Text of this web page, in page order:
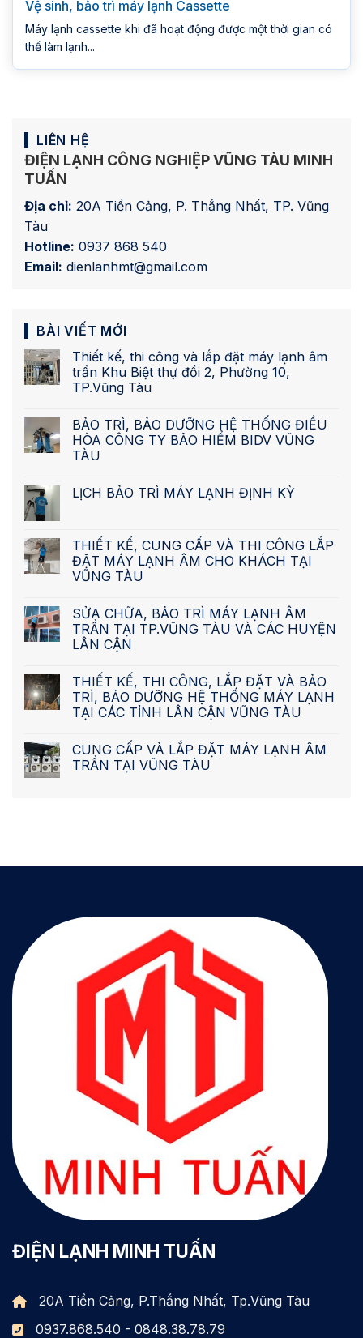
LIÊN HỆ
ĐIỆN LẠNH CÔNG NGHIỆP VŨNG TÀU MINH
TUẤN
Địa chỉ: 20A Tiền Cảng, P. Thắng Nhất, TP. Vũng
Tàu
Hotline: 0937 868 540
Email: dienlanhmt@gmail.com
BÀI VIẾT MỚI
Thiết kế, thi công và lắp đặt máy lạnh âm
trần Khu Biệt thự đồi 2, Phường 10,
TP.Vũng Tàu
BẢO TRÌ, BẢO DƯỠNG HỆ THỐNG ĐIỀU
HÒA CÔNG TY BẢO HIỂM BIDV VŨNG
TÀU
LỊCH BẢO TRÌ MÁY LẠNH ĐỊNH KỲ
THIẾT KẾ, CUNG CẤP VÀ THI CÔNG LẮP
ĐẶT MÁY LẠNH ÂM CHO KHÁCH TẠI
VŨNG TÀU
SỬA CHỮA, BẢO TRÌ MÁY LẠNH ÂM
TRẦN TẠI TP.VŨNG TÀU VÀ CÁC HUYỆN
LÂN CẬN
THIẾT KẾ, THI CÔNG, LẮP ĐẶT VÀ BẢO
TRÌ, BẢO DƯỠNG HỆ THỐNG MÁY LẠNH
TẠI CÁC TỈNH LÂN CẬN VŨNG TÀU
CUNG CẤP VÀ LẮP ĐẶT MÁY LẠNH ÂM
TRẦN TẠI VŨNG TÀU
Vệ sinh, bảo trì máy lạnh Cassette
Máy lạnh cassette khi đã hoạt động được một thời gian có
thể làm lạnh...
ĐIỆN LẠNH MINH TUẤN
20A Tiền Cảng, P.Thắng Nhất, Tp.Vũng Tàu
0937.868.540 - 0848.38.78.79